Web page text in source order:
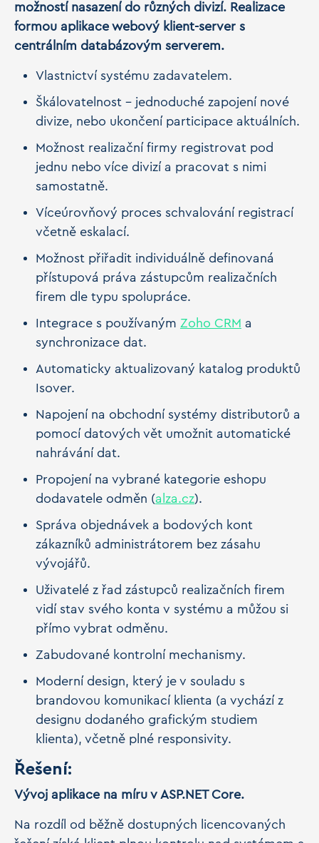
možností nasazení do různých divizí. Realizace
formou aplikace webový klient-server s
centrálním databázovým serverem.
Vlastnictví systému zadavatelem.
Škálovatelnost – jednoduché zapojení nové
divize, nebo ukončení participace aktuálních.
Možnost realizační firmy registrovat pod
jednu nebo více divizí a pracovat s nimi
samostatně.
Víceúrovňový proces schvalování registrací
včetně eskalací.
Možnost přiřadit individuálně definovaná
přístupová práva zástupcům realizačních
firem dle typu spolupráce.
Integrace s používaným Zoho CRM a
synchronizace dat.
Automaticky aktualizovaný katalog produktů
Isover.
Napojení na obchodní systémy distributorů a
pomocí datových vět umožnit automatické
nahrávání dat.
Propojení na vybrané kategorie eshopu
dodavatele odměn (alza.cz).
Správa objednávek a bodových kont
zákazníků administrátorem bez zásahu
vývojářů.
Uživatelé z řad zástupců realizačních firem
vidí stav svého konta v systému a můžou si
přímo vybrat odměnu.
Zabudované kontrolní mechanismy.
Moderní design, který je v souladu s
brandovou komunikací klienta (a vychází z
designu dodaného grafickým studiem
klienta), včetně plné responsivity.
Řešení:
Vývoj aplikace na míru v ASP.NET Core.
Na rozdíl od běžně dostupných licencovaných